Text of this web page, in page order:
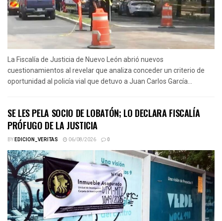
La Fiscalía de Justicia de Nuevo León abrió nuevos
cuestionamientos al revelar que analiza conceder un criterio de
oportunidad al policía vial que detuvo a Juan Carlos García...
SE LES PELA SOCIO DE LOBATÓN; LO DECLARA FISCALÍA
PRÓFUGO DE LA JUSTICIA
BYEDICION_VERITAS 06/08/2026 0